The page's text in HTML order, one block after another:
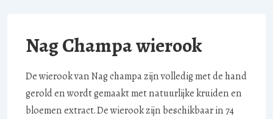
Nag Champa wierook
De wierook van Nag champa zijn volledig met de hand
gerold en wordt gemaakt met natuurlijke kruiden en
bloemen extract. De wierook zijn beschikbaar in 74